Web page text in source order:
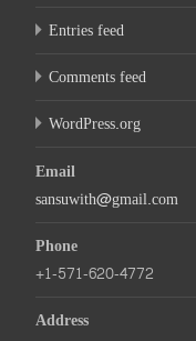
Entries feed
Comments feed
WordPress.org
Email
sansuwith@gmail.com
Phone
+1-571-620-4772
Address